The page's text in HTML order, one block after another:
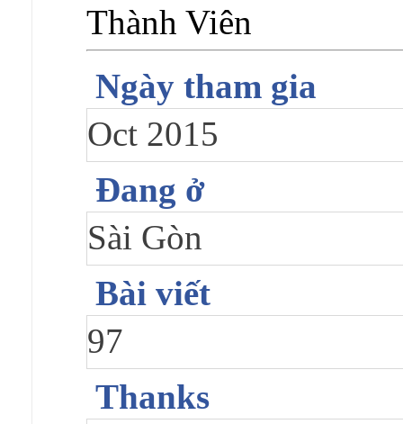
Thành Viên
Ngày tham gia
Oct 2015
Đang ở
Sài Gòn
Bài viết
97
Thanks